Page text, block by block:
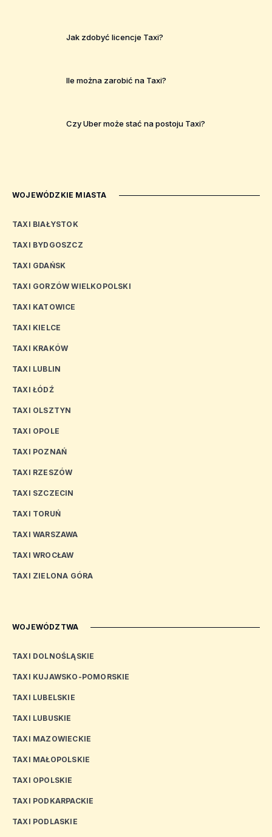
Jak zdobyć licencje Taxi?
Ile można zarobić na Taxi?
Czy Uber może stać na postoju Taxi?
WOJEWÓDZKIE MIASTA
TAXI BIAŁYSTOK
TAXI BYDGOSZCZ
TAXI GDAŃSK
TAXI GORZÓW WIELKOPOLSKI
TAXI KATOWICE
TAXI KIELCE
TAXI KRAKÓW
TAXI LUBLIN
TAXI ŁÓDŹ
TAXI OLSZTYN
TAXI OPOLE
TAXI POZNAŃ
TAXI RZESZÓW
TAXI SZCZECIN
TAXI TORUŃ
TAXI WARSZAWA
TAXI WROCŁAW
TAXI ZIELONA GÓRA
WOJEWÓDZTWA
TAXI DOLNOŚLĄSKIE
TAXI KUJAWSKO-POMORSKIE
TAXI LUBELSKIE
TAXI LUBUSKIE
TAXI MAZOWIECKIE
TAXI MAŁOPOLSKIE
TAXI OPOLSKIE
TAXI PODKARPACKIE
TAXI PODLASKIE